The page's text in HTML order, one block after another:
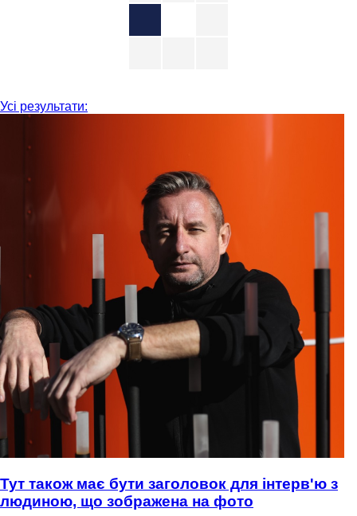
Усі результати:
Тут також має бути заголовок для інтерв'ю з
людиною, що зображена на фото